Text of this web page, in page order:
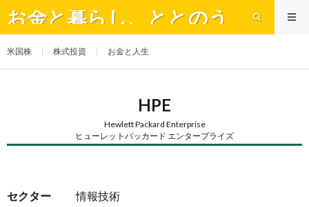
お金と暮らし、ととのう
米国株 株式投資 お金と人生
HPE
Hewlett Packard Enterprise
ヒューレットパッカード エンタープライズ
セクター
情報技術